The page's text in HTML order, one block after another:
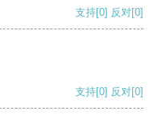
支持[0] 反对[0]
支持[0] 反对[0]